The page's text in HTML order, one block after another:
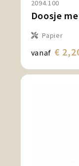
2094.100
Doosje
Papier
vanaf €